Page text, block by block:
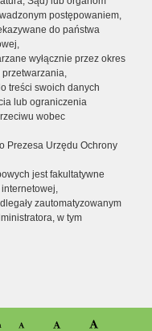
postępowaniem,
do państwa
wyłącznie przez okres
treści swoich danych
lub ograniczenia
wobec
Prezesa Urzędu Ochrony
jest fakultatywne
zautomatyzowanym
w tym